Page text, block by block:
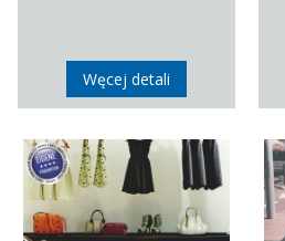
Węcej detali